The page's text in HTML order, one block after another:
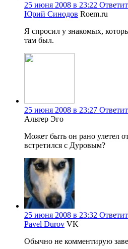
25 июня 2008 в 23:22
Юрий Синодов Roem.ru
Я спросил у знакомых,
там был.
25 июня 2008 в 23:27
Альтер Эго
Может быть он рано улетел
встретился с Дуровым?
25 июня 2008 в 23:32
Pavel Durov VK
Обычно не комментирую